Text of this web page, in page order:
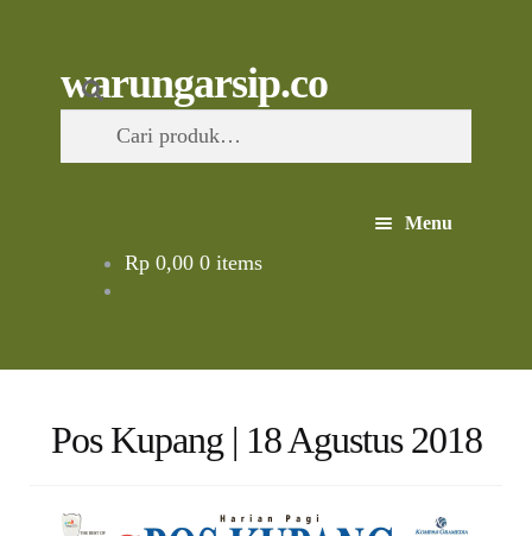
to
navigation
to
content
warungarsip.co
Menu
Rp0,00 0 items
Pos Kupang | 18 Agustus 2018